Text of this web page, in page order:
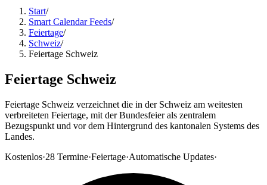
Start/
Smart Calendar Feeds/
Feiertage/
Schweiz/
Feiertage Schweiz
Feiertage Schweiz
Feiertage Schweiz verzeichnet die in der Schweiz am weitesten
verbreiteten Feiertage, mit der Bundesfeier als zentralem
Bezugspunkt und vor dem Hintergrund des kantonalen Systems des
Landes.
Kostenlos·28 Termine·Feiertage·Automatische Updates·